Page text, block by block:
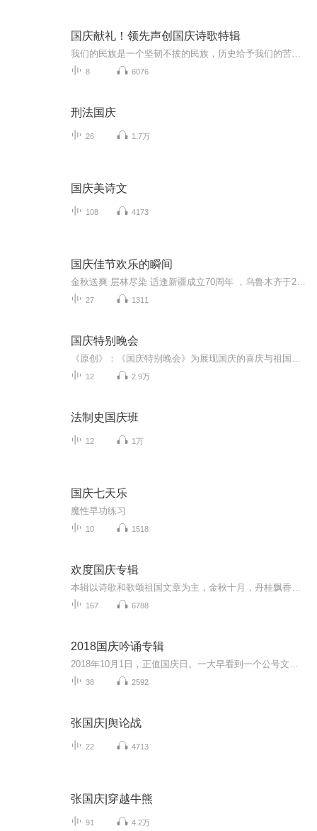
国庆献礼！领先声创国庆诗歌特辑
8 6076
刑法国庆
26 1.7万
国庆美诗文
108 4173
国庆佳节欢乐的瞬间
27 1311
国庆特别晚会
12 2.9万
法制史国庆班
12 1万
国庆七天乐
魔性早功练习
10 1518
欢度国庆专辑
167 6788
2018国庆吟诵专辑
38 2592
张国庆|舆论战
22 4713
张国庆|穿越牛熊
91 4.2万